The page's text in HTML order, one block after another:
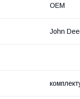
OEM
John